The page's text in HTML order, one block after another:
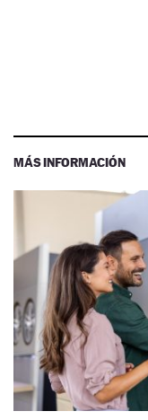
MÁS INFORMACIÓN